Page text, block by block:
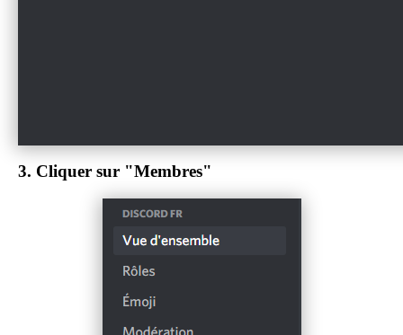
3. Cliquer sur "Membres"